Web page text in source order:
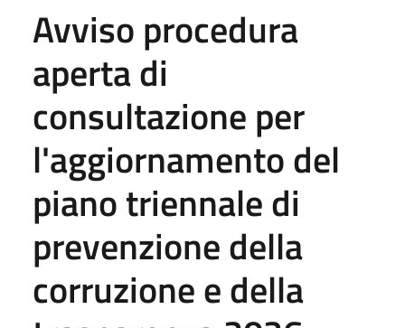
Avviso procedura
aperta di
consultazione per
l'aggiornamento del
piano triennale di
prevenzione della
corruzione e della